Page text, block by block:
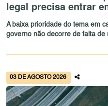
legal precisa entrar
A baixa prioridade do tema em
governo não decorre de falta de
03 DE AGOSTO 2026